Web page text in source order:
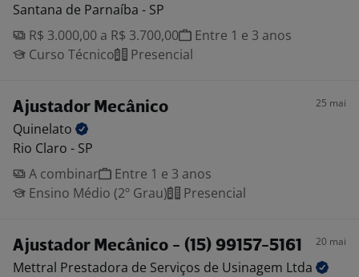
Santana de Parnaíba - SP
R$ 3.000,00 a R$ 3.700,00
Entre 1 e 3 anos
Curso Técnico
Presencial
Ajustador Mecânico 25 mai
Quinelato
Rio Claro - SP
A combinar
Entre 1 e 3 anos
Ensino Médio (2º Grau)
Presencial
Ajustador Mecânico - (15) 99157-5161 20 mai
Mettral Prestadora de Serviços de Usinagem Ltda